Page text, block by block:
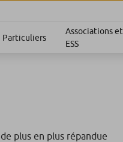
Particuliers
Associations et
ESS
plus en plus répandue